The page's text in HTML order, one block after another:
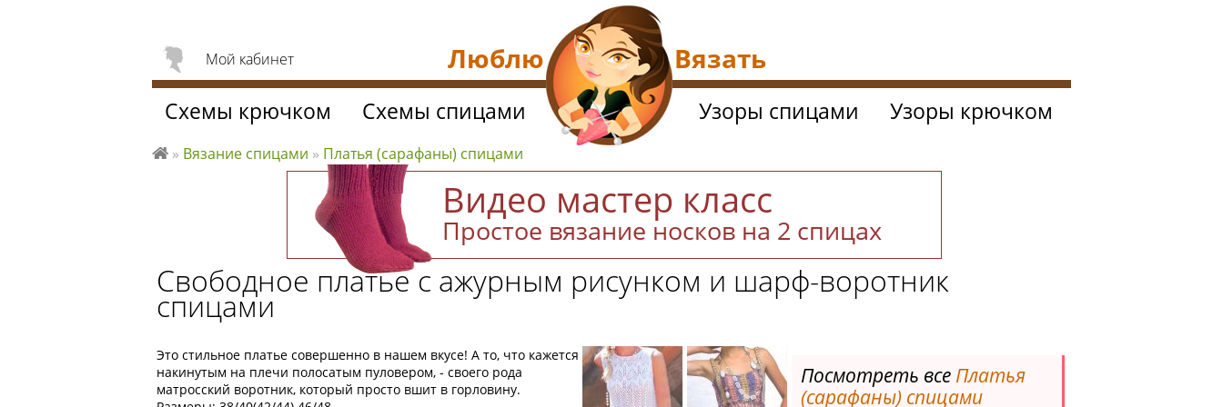
Видео мастер класс
Простое вязание носков на 2 спицах
Свободное платье с ажурным рисунком и шарф-воротник
спицами
Это стильное платье совершенно в нашем вкусе! А то, что кажется
накинутым на плечи полосатым пуловером, - своего рода
матросский воротник, который просто вшит в горловину.
Посмотреть все Платья
(сарафаны) спицами
Мой кабинет
Схемы крючком Схемы спицами Узоры спицами Узоры крючком
вя
за
» Вязание спицами » Платья (сарафаны) спицами
Люблю Вязать